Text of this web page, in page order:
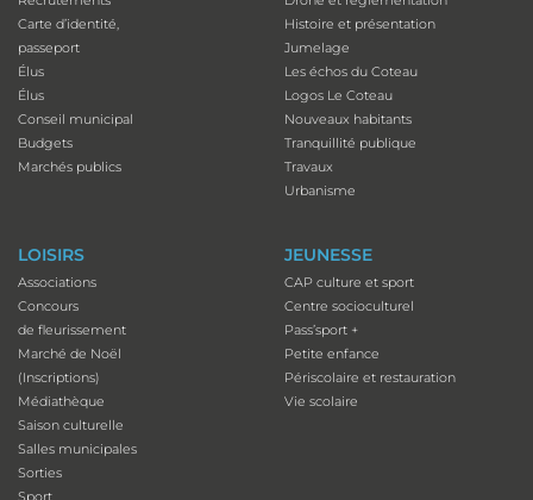
Carte d’identité,
passeport
Élus
Élus
Conseil municipal
Budgets
Marchés publics
Histoire et présentation
Jumelage
Les échos du Coteau
Logos Le Coteau
Nouveaux habitants
Tranquillité publique
Travaux
Urbanisme
LOISIRS
Associations
Concours
de fleurissement
Marché de Noël
(Inscriptions)
Médiathèque
Saison culturelle
Salles municipales
Sorties
JEUNESSE
CAP culture et sport
Centre socioculturel
Pass’sport +
Petite enfance
Périscolaire et restauration
Vie scolaire